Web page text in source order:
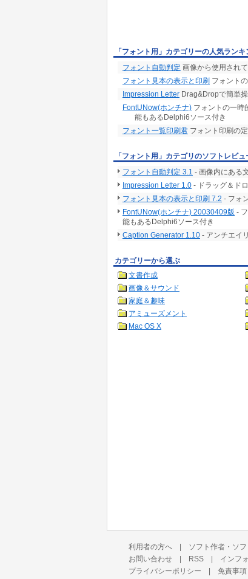
「フォント用」カテゴリーの人気ランキ
フォント自動判定 画像から使用され
フォント見本の表示と印刷 フォント
Impression Letter Drag&Dropで簡単
FontUNow(ホンチナ) フォントの一時
能もあるDelphi6ソース付き
フォント一覧印刷君 フォント印刷の
「フォント用」カテゴリのソフトレビュ
フォント自動判定 3.1 - 画像内にある
Impression Letter 1.0 - ドラッグ＆ド
フォント見本の表示と印刷 7.2 - フォ
FontUNow(ホンチナ) 20030409版 -
能もあるDelphi6ソース付き
Caption Generator 1.10 - アンチエイ
カテゴリーから選ぶ
文書作成
画像＆サウンド
家庭＆趣味
アミューズメント
Mac OS X
利用者の方へ | ソフト作者・ソ
お問い合わせ | RSS | インフ
プライバシーポリシー | 免責事項